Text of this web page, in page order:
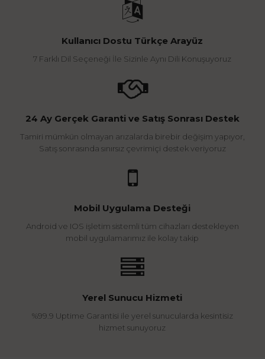
Kullanıcı Dostu Türkçe Arayüz
7 Farklı Dil Seçeneği İle Sizinle Aynı Dili Konuşuyoruz
24 Ay Gerçek Garanti ve Satış Sonrası Destek
Tamiri mümkün olmayan arızalarda birebir değişim yapıyor,
Satış sonrasında sınırsız çevrimiçi destek veriyoruz
Mobil Uygulama Desteği
Android ve IOS işletim sistemli tüm cihazları destekleyen
mobil uygulamarımız ile kolay takip
Yerel Sunucu Hizmeti
%99.9 Uptime Garantisi ile yerel sunucularda kesintisiz
hizmet sunuyoruz